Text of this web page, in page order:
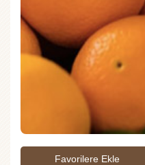
Favorilere Ekle